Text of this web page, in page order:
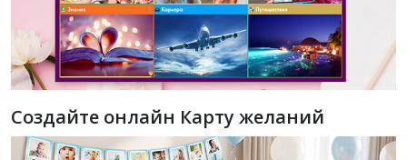
Создайте онлайн Карту желаний